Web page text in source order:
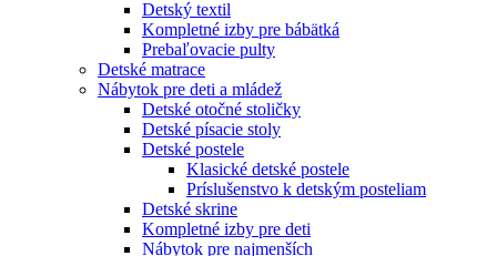
Detský textil
Kompletné izby pre bábätká
Prebaľovacie pulty
Detské matrace
Nábytok pre deti a mládež
Detské otočné stoličky
Detské písacie stoly
Detské postele
Klasické detské postele
Príslušenstvo k detským posteliam
Detské skrine
Kompletné izby pre deti
Nábytok pre najmenších